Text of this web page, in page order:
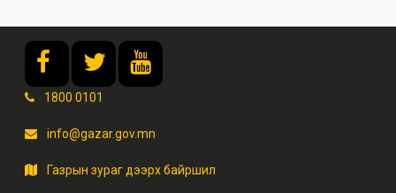
1800 0101
info@gazar.gov.mn
Газрын зураг дээрх байршил